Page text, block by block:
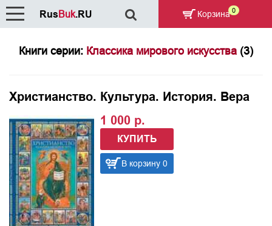
Книги серии: Классика мирового искусства (3)
Христианство. Культура. История. Вера
1 000 р.
КУПИТЬ
В корзину 0
RusBuk.RU Корзина 0